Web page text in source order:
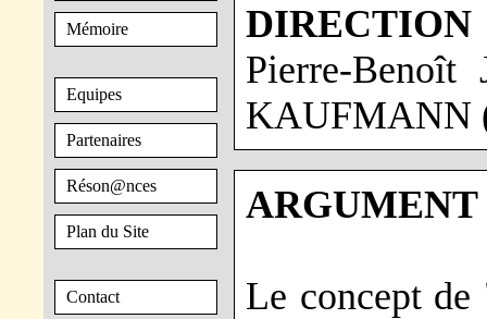
Mémoire
Equipes
Partenaires
Réson@nces
Plan du Site
Contact
Pierre-
KAUFMANN
ARGUMENT
Le concept de